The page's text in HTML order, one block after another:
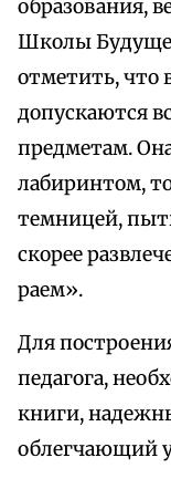
образования,
Школы
отметить, что
допускаются
предметам.
лабиринтом,
темницей,
скорее
раем».
Для
педагога,
книги,
облегчающий